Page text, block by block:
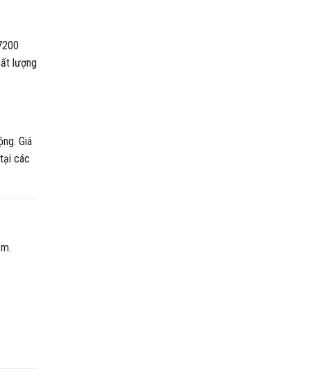
lượng
Giá
các